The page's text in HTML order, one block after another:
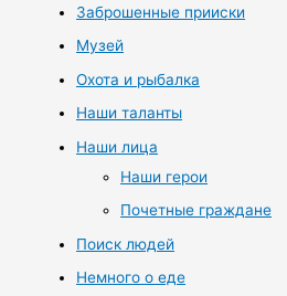
Заброшенные прииски
Музей
Охота и рыбалка
Наши таланты
Наши лица
Наши герои
Почетные граждане
Поиск людей
Немного о еде